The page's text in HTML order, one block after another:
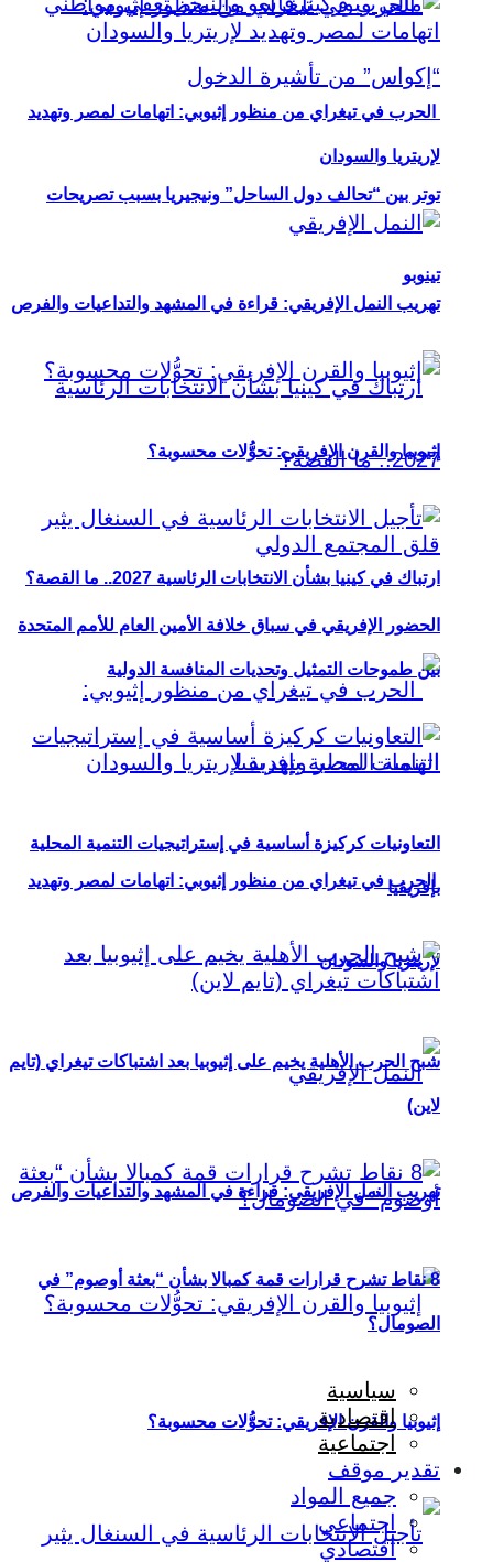
توتر بين “تحالف دول الساحل” ونيجيريا بسبب تصريحات
تينوبو
ارتباك في كينيا بشأن الانتخابات الرئاسية 2027.. ما القصة؟
الحرب في تيغراي من منظور إثيوبي: اتهامات لمصر وتهديد
لإريتريا والسودان
تهريب النمل الإفريقي: قراءة في المشهد والتداعيات والفرص
إثيوبيا والقرن الإفريقي: تحوُّلات محسوبة؟
الحرب في تيغراي من منظور إثيوبي: اتهامات لمصر وتهديد
لإريتريا والسودان
تهريب النمل الإفريقي: قراءة في المشهد والتداعيات والفرص
إثيوبيا والقرن الإفريقي: تحوُّلات محسوبة؟
الحضور الإفريقي في سباق خلافة الأمين العام للأمم المتحدة
بين طموحات التمثيل وتحديات المنافسة الدولية
التعاونيات كركيزة أساسية في إستراتيجيات التنمية المحلية
بإفريقيا
شبح الحرب الأهلية يخيم على إثيوبيا بعد اشتباكات تيغراي (تايم
لاين)
8 نقاط تشرح قرارات قمة كمبالا بشأن “بعثة أوصوم” في
الصومال؟
سياسية
اقتصادية
اجتماعية
تقدير موقف
جميع المواد
اجتماعي
اقتصادي